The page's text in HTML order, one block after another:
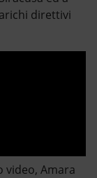
direttivi
video, Amara